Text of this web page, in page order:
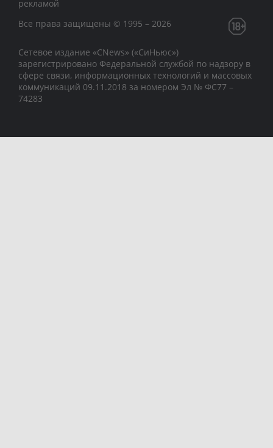
рекламой
Все права защищены © 1995 – 2026
Сетевое издание «CNews» («СиНьюс»)
зарегистрировано Федеральной службой по надзору в
сфере связи, информационных технологий и массовых
коммуникаций 09.11.2018 за номером Эл № ФС77 –
74283